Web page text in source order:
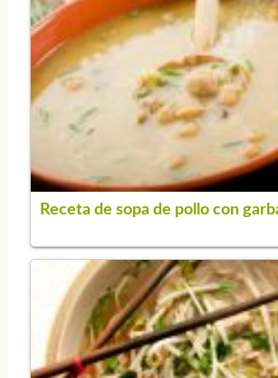
Receta de sopa de pollo con